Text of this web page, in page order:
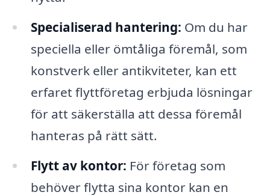
Specialiserad hantering: Om du har
speciella eller ömtåliga föremål, som
konstverk eller antikviteter, kan ett
erfaret flyttföretag erbjuda lösningar
för att säkerställa att dessa föremål
hanteras på rätt sätt.
Flytt av kontor: För företag som
behöver flytta sina kontor kan en